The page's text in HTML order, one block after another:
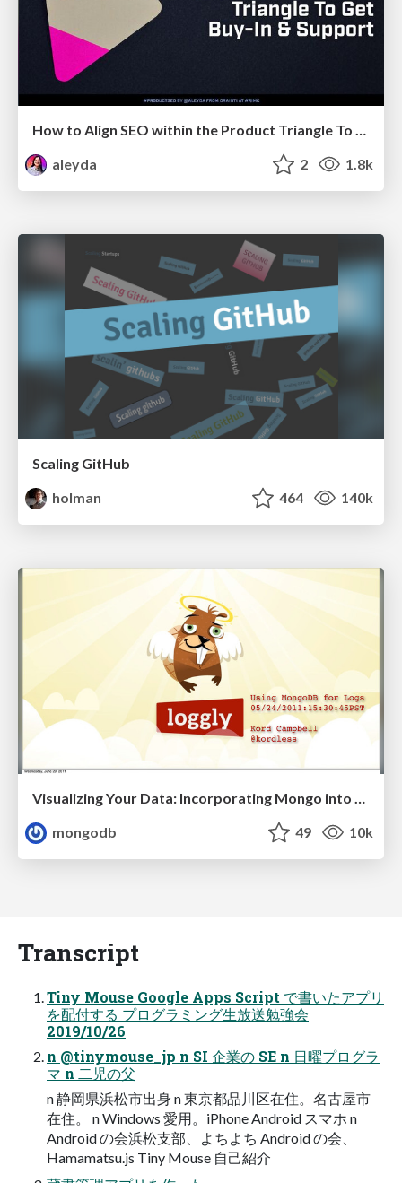
How to Align SEO within the Product Triangle To Get Buy-In & Support - #RIMC
aleyda
2 1.8k
Scaling GitHub
holman
464 140k
mongodb
49 10k
Transcript
Tiny Mouse Google Apps Script で書いたアプリ
を配付する プログラミング生放送勉強会
2019/10/26
n @tinymouse_jp n SI 企業の SE n 日曜プログラ
マ n 二児の父
n 静岡県浜松市出身 n 東京都品川区在住。名古屋市
在住。 n Windows 愛用。iPhone Android スマホ n
Android の会浜松支部、よちよち Android の会、
Hamamatsu.js Tiny Mouse 自己紹介